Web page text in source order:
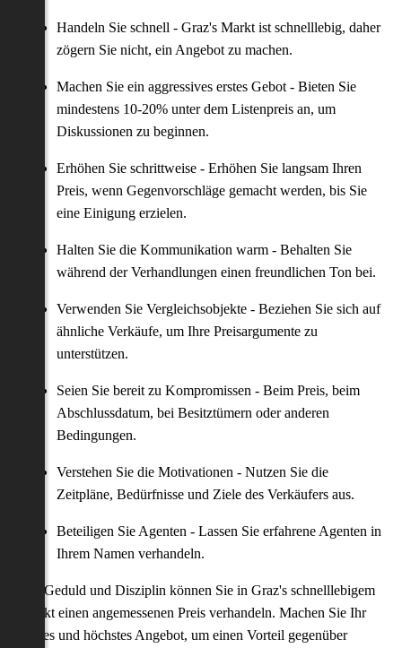
Handeln Sie schnell - Graz's Markt ist schnelllebig, daher
zögern Sie nicht, ein Angebot zu machen.
Machen Sie ein aggressives erstes Gebot - Bieten Sie
mindestens 10-20% unter dem Listenpreis an, um
Diskussionen zu beginnen.
Erhöhen Sie schrittweise - Erhöhen Sie langsam Ihren
Preis, wenn Gegenvorschläge gemacht werden, bis Sie
eine Einigung erzielen.
Halten Sie die Kommunikation warm - Behalten Sie
während der Verhandlungen einen freundlichen Ton bei.
Verwenden Sie Vergleichsobjekte - Beziehen Sie sich auf
ähnliche Verkäufe, um Ihre Preisargumente zu
unterstützen.
Seien Sie bereit zu Kompromissen - Beim Preis, beim
Abschlussdatum, bei Besitztümern oder anderen
Bedingungen.
Verstehen Sie die Motivationen - Nutzen Sie die
Zeitpläne, Bedürfnisse und Ziele des Verkäufers aus.
Beteiligen Sie Agenten - Lassen Sie erfahrene Agenten in
Ihrem Namen verhandeln.
Mit Geduld und Disziplin können Sie in Graz's schnelllebigem
Markt einen angemessenen Preis verhandeln. Machen Sie Ihr
bestes und höchstes Angebot, um einen Vorteil gegenüber